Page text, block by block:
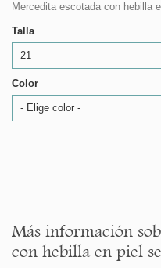
Mercedita escotada con hebilla
Talla
21
Color
- Elige color -
Más información
con hebilla en piel